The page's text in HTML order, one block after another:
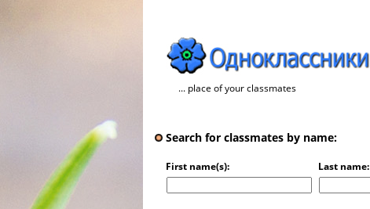
... place of your classmates
Search for classmates by name:
First name(s): Last name: